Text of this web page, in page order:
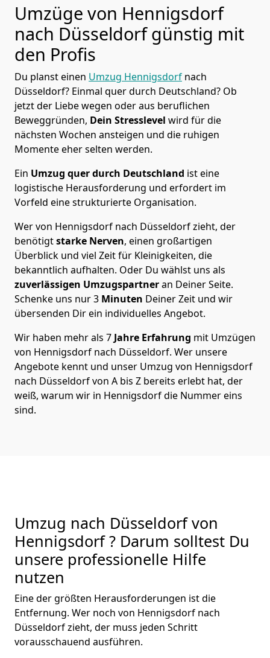
Umzüge von Hennigsdorf
nach Düsseldorf günstig mit
den Profis
Du planst einen Umzug Hennigsdorf nach
Düsseldorf? Einmal quer durch Deutschland? Ob
jetzt der Liebe wegen oder aus beruflichen
Beweggründen, Dein Stresslevel wird für die
nächsten Wochen ansteigen und die ruhigen
Momente eher selten werden.
Ein Umzug quer durch Deutschland ist eine
logistische Herausforderung und erfordert im
Vorfeld eine strukturierte Organisation.
Wer von Hennigsdorf nach Düsseldorf zieht, der
benötigtstarke Nerven, einen großartigen
Überblick und viel Zeit für Kleinigkeiten, die
bekanntlich aufhalten. Oder Du wählst uns als
zuverlässigen Umzugspartneran Deiner Seite.
Schenke uns nur3 Minuten Deiner Zeit und wir
übersenden Dir ein individuelles Angebot.
Wir haben mehr als 7 Jahre Erfahrung mit Umzügen
von Hennigsdorf nach Düsseldorf. Wer unsere
Angebote kennt und unser Umzug von Hennigsdorf
nach Düsseldorf von A bis Z bereits erlebt hat, der
weiß, warum wir in Hennigsdorf die Nummer eins
sind.
Umzug nach Düsseldorf von
Hennigsdorf ? Darum solltest Du
unsere professionelle Hilfe
nutzen
Eine der größten Herausforderungen ist die
Entfernung. Wer noch von Hennigsdorf nach
Düsseldorf zieht, der muss jeden Schritt
vorausschauend ausführen.